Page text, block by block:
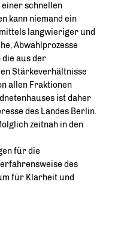
einer schnellen
kann niemand ein
langwieriger und
Abwahlprozesse
aus der
Stärkeverhältnisse
allen Fraktionen
ist daher
des Landes Berlin.
zeitnah in den
für die
des
für Klarheit und